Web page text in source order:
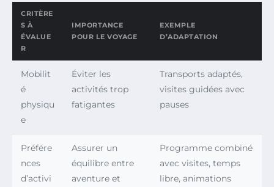
CRITÈRE
S À
ÉVALUE
R
IMPORTANCE
POUR LE VOYAGE
EXEMPLE
D’ADAPTATION
Mobilit
é
physiqu
e
Éviter les
activités trop
fatigantes
Transports adaptés,
visites guidées avec
pauses
Préfére
nces
d’activi
Assurer un
équilibre entre
aventure et
Programme combiné
avec visites, temps
libre, animations